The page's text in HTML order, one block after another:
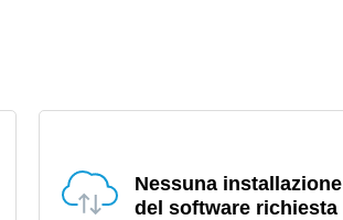
Nessuna installazione
del software richiesta